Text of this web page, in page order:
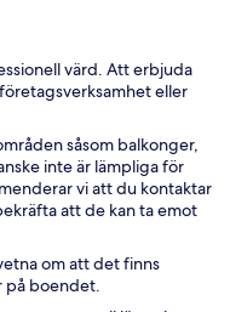
värd. Att erbjuda
eller
såsom balkonger,
inte är lämpliga för
vi att du kontaktar
att de kan ta emot
om att det finns
på boendet.